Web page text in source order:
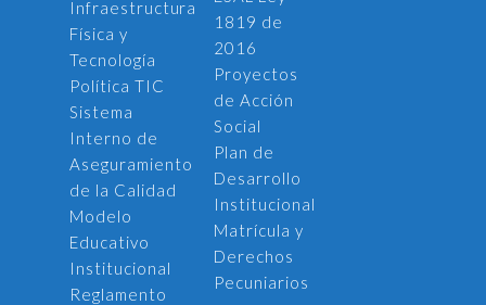
Infraestructura
Física y
Tecnología
Política TIC
Sistema
Interno de
Aseguramiento
de la Calidad
Modelo
Educativo
Institucional
Reglamento
1819 de
2016
Proyectos
de Acción
Social
Plan de
Desarrollo
Institucional
Matrícula y
Derechos
Pecuniarios